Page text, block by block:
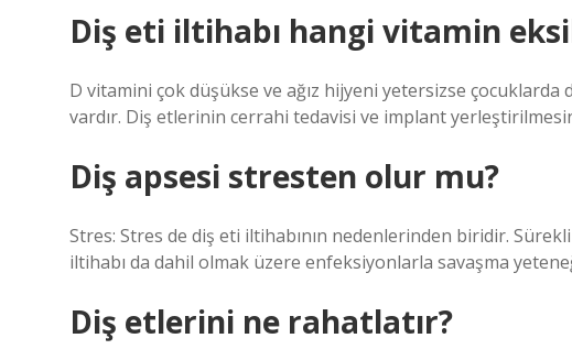
Diş eti iltihabı hangi vitamin
D vitamini çok düşükse ve ağız hijyeni yetersizse
vardır. Diş etlerinin cerrahi tedavisi ve implant
Diş apsesi stresten olur mu?
Stres: Stres de diş eti iltihabının nedenlerinden biridir.
iltihabı da dahil olmak üzere enfeksiyonlarla savaşma
Diş etlerini ne rahatlatır?